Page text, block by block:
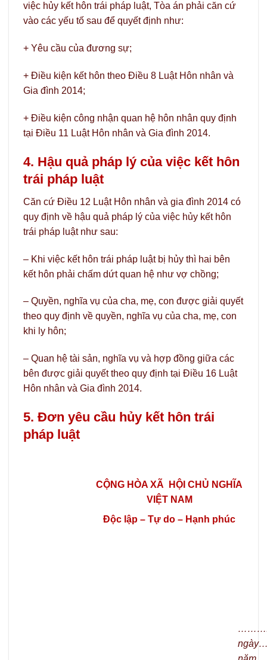
việc hủy kết hôn trái pháp luật, Tòa án phải căn cứ
vào các yếu tố sau để quyết định như:
+ Yêu cầu của đương sự;
+ Điều kiện kết hôn theo Điều 8 Luật Hôn nhân và
Gia đình 2014;
+ Điều kiện công nhận quan hệ hôn nhân quy định
tại Điều 11 Luật Hôn nhân và Gia đình 2014.
4. Hậu quả pháp lý của việc kết hôn
trái pháp luật
Căn cứ Điều 12 Luật Hôn nhân và gia đình 2014 có
quy định về hậu quả pháp lý của việc hủy kết hôn
trái pháp luật như sau:
– Khi việc kết hôn trái pháp luật bị hủy thì hai bên
kết hôn phải chấm dứt quan hệ như vợ chồng;
– Quyền, nghĩa vụ của cha, mẹ, con được giải quyết
theo quy định về quyền, nghĩa vụ của cha, mẹ, con
khi ly hôn;
– Quan hệ tài sản, nghĩa vụ và hợp đồng giữa các
bên được giải quyết theo quy định tại Điều 16 Luật
Hôn nhân và Gia đình 2014.
5. Đơn yêu cầu hủy kết hôn trái
pháp luật
CỘNG HÒA XÃ HỘI CHỦ NGHĨA
VIỆT NAM
Độc lập – Tự do – Hạnh phúc